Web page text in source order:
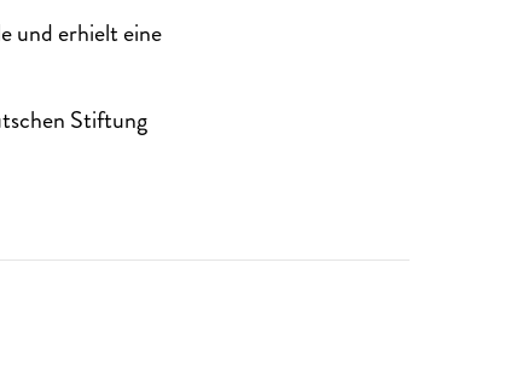
und erhielt eine
Stiftung